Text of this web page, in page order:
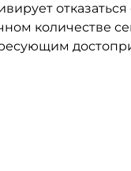
отказаться
количестве